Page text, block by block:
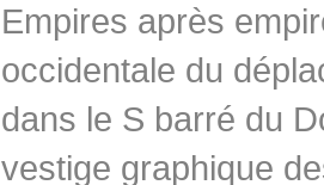
Empires après
occidentale du
dans le S barré du
vestige graphique